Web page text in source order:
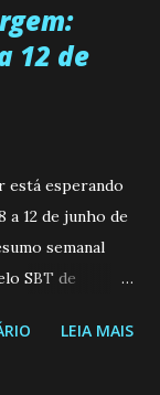
12 de
está esperando
a 12 de junho de
semanal
SBT de
26 a 14/06/26
LEIA MAIS